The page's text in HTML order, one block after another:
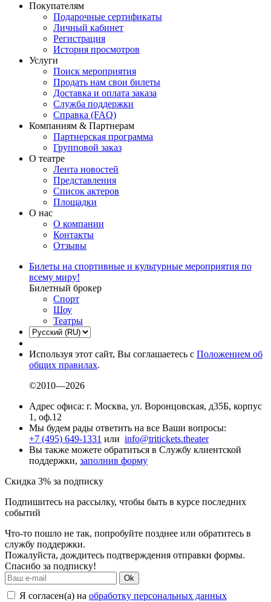
Покупателям
Подарочные сертификаты
Личный кабинет
Регистрация
История просмотров
Услуги
Поиск мероприятия
Продать нам свои билеты
Доставка и оплата заказа
Служба поддержки
Справка (FAQ)
Компаниям & Партнерам
Партнерская программа
Групповой заказ
О театре
Лента новостей
Представления
Список актеров
Площадки
О нас
О компании
Контакты
Отзывы
Билеты на спортивные и культурные мероприятия по
всему миру!
Билетный брокер
Спорт
Шоу
Театры
Используя этот сайт, Вы соглашаетесь с Положением об
общих правилах.
©2010—2026
Адрес офиса: г. Москва, ул. Воронцовская, д35Б, корпус
1, оф.12
Мы будем рады ответить на все Ваши вопросы:
+7 (495) 649-1331 или info@tritickets.theater
Вы также можете обратиться в Службу клиентской
поддержки, заполнив форму
Скидка 3% за подписку
Подпишитесь на рассылку, чтобы быть в курсе последних
событий
Что-то пошло не так, попробуйте позднее или обратитесь в
службу поддержки.
Пожалуйста, дождитесь подтверждения отправки формы.
Спасибо за подписку!
Ok
Я согласен(а) на обработку персональных данных